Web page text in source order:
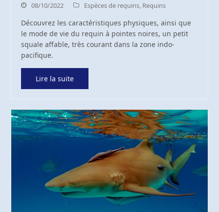
08/10/2022 Espèces de requins, Requins
Découvrez les caractéristiques physiques, ainsi que
le mode de vie du requin à pointes noires, un petit
squale affable, très courant dans la zone indo-
pacifique.
Lire la suite